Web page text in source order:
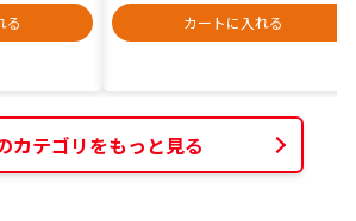
る
カートに入れる
カテゴリをもっと見る